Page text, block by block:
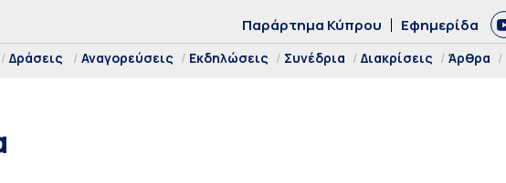
Παράρτημα Κύπρου Εφημερίδα
Δράσεις Αναγορεύσεις Εκδηλώσεις Συνέδρια Διακρίσεις Άρθρα